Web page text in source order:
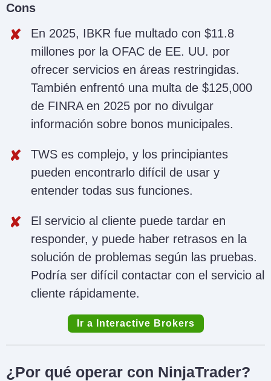
Cons
En 2025, IBKR fue multado con $11.8
millones por la OFAC de EE. UU. por
ofrecer servicios en áreas restringidas.
También enfrentó una multa de $125,000
de FINRA en 2025 por no divulgar
información sobre bonos municipales.
TWS es complejo, y los principiantes
pueden encontrarlo difícil de usar y
entender todas sus funciones.
El servicio al cliente puede tardar en
responder, y puede haber retrasos en la
solución de problemas según las pruebas.
Podría ser difícil contactar con el servicio al
cliente rápidamente.
Ir a Interactive Brokers
¿Por qué operar con NinjaTrader?